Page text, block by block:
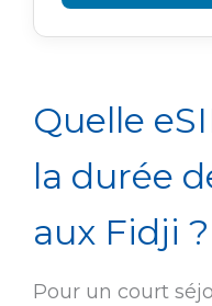
Quelle
la durée
aux Fidji ?
Pour un court